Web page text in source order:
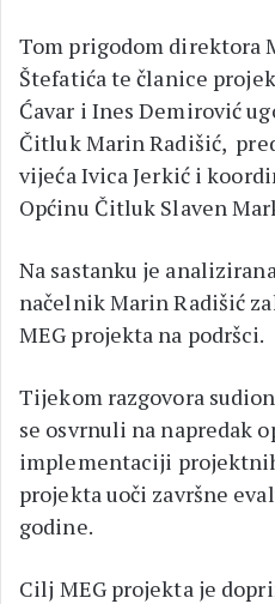
Tom prigodom direktora
Štefatića te članice
Ćavar i Ines Demirović
Čitluk Marin Radišić,
vijeća Ivica Jerkić i
Općinu Čitluk Slaven
Na sastanku je
načelnik Marin Radišić
MEG projekta na podršci.
Tijekom razgovora
se osvrnuli na napredak
implementaciji
projekta uoči završne
godine.
Cilj MEG projekta je